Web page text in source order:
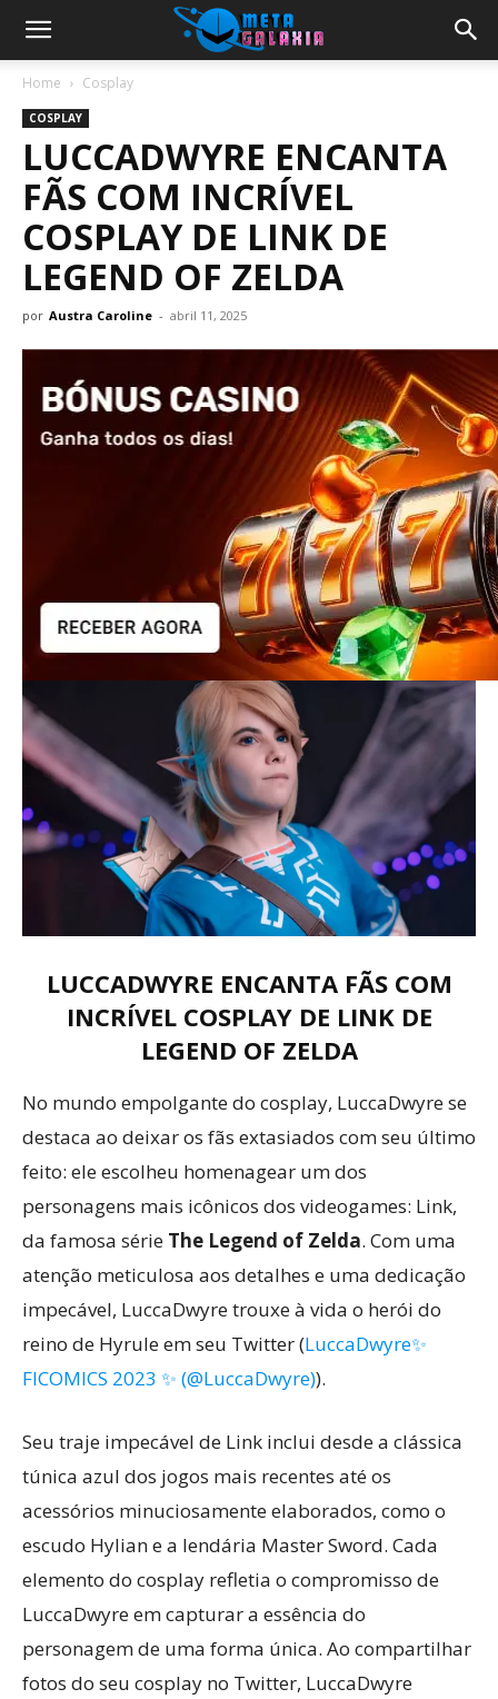
Home Cosplay
COSPLAY
LUCCADWYRE ENCANTA
FÃS COM INCRÍVEL
COSPLAY DE LINK DE
LEGEND OF ZELDA
por Austra Caroline - abril 11, 2025
LUCCADWYRE ENCANTA FÃS COM
INCRÍVEL COSPLAY DE LINK DE
LEGEND OF ZELDA
No mundo empolgante do cosplay, LuccaDwyre se
destaca ao deixar os fãs extasiados com seu último
feito: ele escolheu homenagear um dos
personagens mais icônicos dos videogames: Link,
da famosa série The Legend of Zelda. Com uma
atenção meticulosa aos detalhes e uma dedicação
impecável, LuccaDwyre trouxe à vida o herói do
reino de Hyrule em seu Twitter (LuccaDwyre✨️
FICOMICS 2023 ✨️ (@LuccaDwyre)).
Seu traje impecável de Link inclui desde a clássica
túnica azul dos jogos mais recentes até os
acessórios minuciosamente elaborados, como o
escudo Hylian e a lendária Master Sword. Cada
elemento do cosplay refletia o compromisso de
LuccaDwyre em capturar a essência do
personagem de uma forma única. Ao compartilhar
fotos do seu cosplay no Twitter, LuccaDwyre